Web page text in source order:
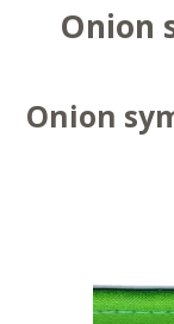
Onion
Onion